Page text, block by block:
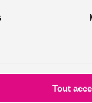
Tout
et d’une
sécurité tout en